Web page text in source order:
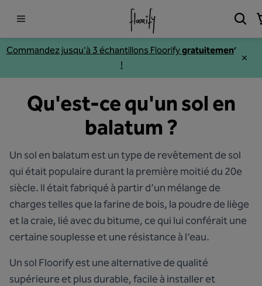
Commandez jusqu'à 3 échantillons Floorifygratuitement
!
Qu'est-ce qu'un sol en
balatum ?
Un sol en balatum est un type de revêtement de sol
qui était populaire durant la première moitié du 20e
siècle. Il était fabriqué à partir d’un mélange de
charges telles que la farine de bois, la poudre de liège
et la craie, lié avec du bitume, ce qui lui conférait une
certaine souplesse et une résistance à l’eau.
Un sol Floorify est une alternative de qualité
supérieure et plus durable, facile à installer et